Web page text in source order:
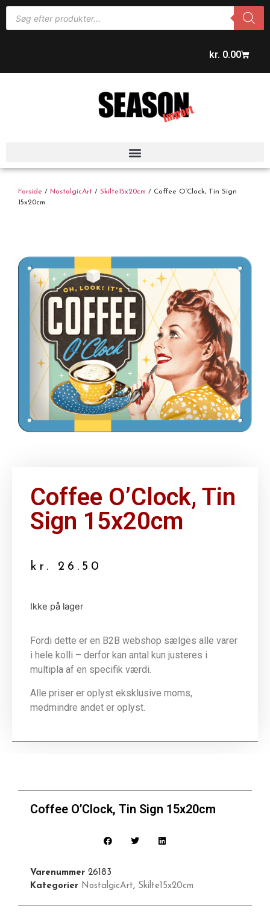
kr. 0.00
Forside / NostalgicArt / Skilte15x20cm / Coffee O’Clock, Tin Sign
15x20cm
Coffee O’Clock, Tin
Sign 15x20cm
kr. 26.50
Ikke på lager
Fordi dette er en B2B webshop sælges alle varer
i hele kolli – derfor kan antal kun justeres i
multipla af en specifik værdi.
Alle priser er oplyst eksklusive moms,
medmindre andet er oplyst.
Coffee O’Clock, Tin Sign 15x20cm
Varenummer 26183
Kategorier NostalgicArt, Skilte15x20cm